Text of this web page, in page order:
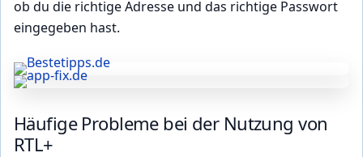
ob du die richtige Adresse und das richtige Passwort
eingegeben hast.
Häufige Probleme bei der Nutzung von
RTL+